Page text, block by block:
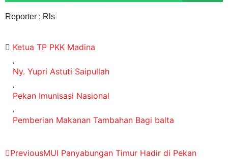
Reporter ; Rls
Ketua TP PKK Madina
,
Ny. Yupri Astuti Saipullah
,
Pekan Imunisasi Nasional
,
Pemberian Makanan Tambahan Bagi balta
PreviousMUI Panyabungan Timur Hadir di Pekan